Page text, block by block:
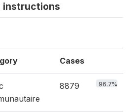
instructions
Cases
8879 96.7%